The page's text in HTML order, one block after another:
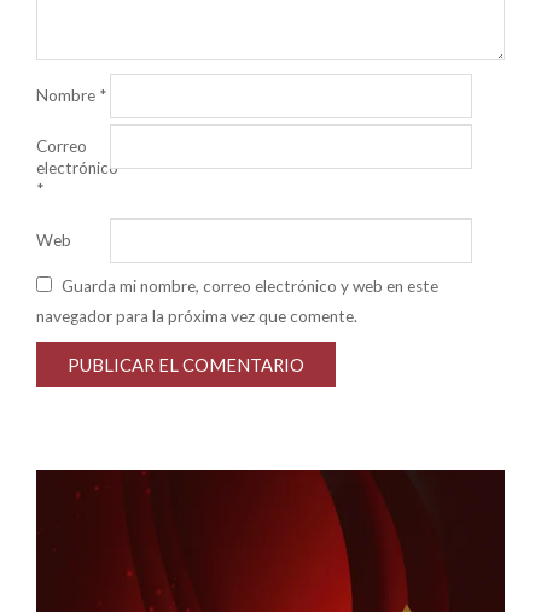
Nombre *
Correo
electrónico
*
Web
Guarda mi nombre, correo electrónico y web en este
navegador para la próxima vez que comente.